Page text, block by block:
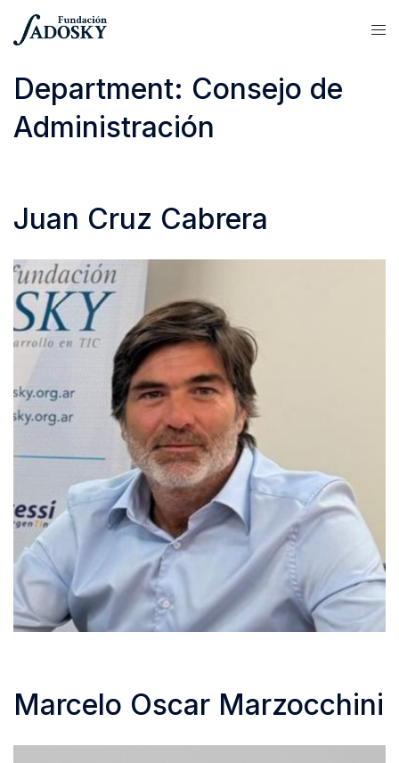
Department: Consejo de
Administración
Juan Cruz Cabrera
Marcelo Oscar Marzocchini